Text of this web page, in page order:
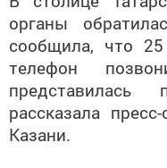
органы
сообщила, что
телефон
рассказала
Казани.